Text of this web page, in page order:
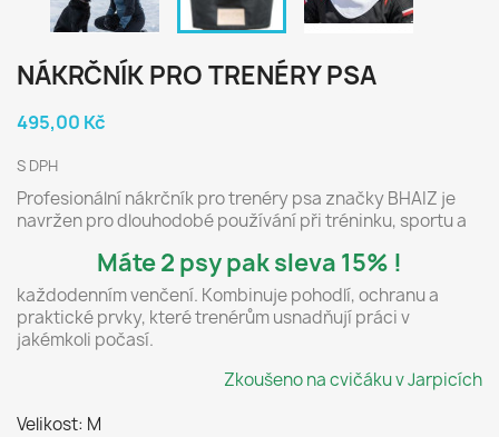
NÁKRČNÍK PRO TRENÉRY PSA
495,00 Kč
S DPH
Profesionální nákrčník pro trenéry psa značky BHAIZ je
navržen pro dlouhodobé používání při tréninku, sportu a
Máte 2 psy pak sleva 15% !
každodenním venčení. Kombinuje pohodlí, ochranu a
praktické prvky, které trenérům usnadňují práci v
jakémkoli počasí.
Zkoušeno na cvičáku v Jarpicích
Velikost: M